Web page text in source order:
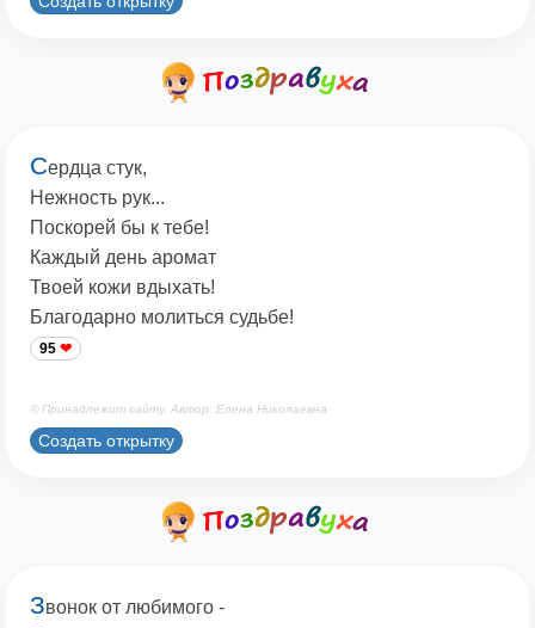
Сердца стук,
Нежность рук...
Поскорей бы к тебе!
Каждый день аромат
Твоей кожи вдыхать!
Благодарно молиться судьбе!
95
© Принадлежит сайту. Автор: Елена Николаевна
Создать открытку
Звонок от любимого -